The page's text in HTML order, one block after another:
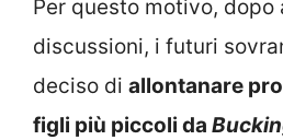
Per questo motivo, dopo
discussioni, i futuri
deciso di allontanare
figli più piccoli da